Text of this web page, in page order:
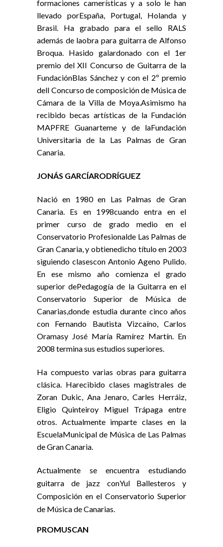
formaciones camerísticas y a solo le han
llevado porEspaña, Portugal, Holanda y
Brasil. Ha grabado para el sello RALS
además de laobra para guitarra de Alfonso
Broqua. Hasido galardonado con el 1er
premio del XII Concurso de Guitarra de la
FundaciónBlas Sánchez y con el 2º premio
delI Concurso de composición de Música de
Cámara de la Villa de Moya.Asimismo ha
recibido becas artísticas de la Fundación
MAPFRE Guanarteme y de laFundación
Universitaria de la Las Palmas de Gran
Canaria.
JONÁS GARCÍARODRÍGUEZ
Nació en 1980 en Las Palmas de Gran
Canaria. Es en 1998cuando entra en el
primer curso de grado medio en el
Conservatorio Profesionalde Las Palmas de
Gran Canaria, y obtienedicho título en 2003
siguiendo clasescon Antonio Ageno Pulido.
En ese mismo año comienza el grado
superior dePedagogía de la Guitarra en el
Conservatorio Superior de Música de
Canarias,donde estudia durante cinco años
con Fernando Bautista Vizcaíno, Carlos
Oramasy José María Ramírez Martín. En
2008 termina sus estudios superiores.
Ha compuesto varias obras para guitarra
clásica. Harecibido clases magistrales de
Zoran Dukic, Ana Jenaro, Carles Herráiz,
Eligio Quinteiroy Miguel Trápaga entre
otros. Actualmente imparte clases en la
EscuelaMunicipal de Música de Las Palmas
de Gran Canaria.
Actualmente se encuentra estudiando
guitarra de jazz conYul Ballesteros y
Composición en el Conservatorio Superior
de Música de Canarias.
PROMUSCAN